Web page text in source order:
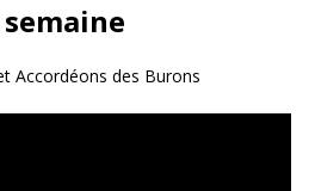
Accordéons des Burons